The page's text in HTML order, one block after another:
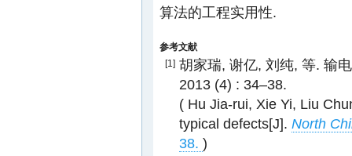
算法的工程实用性.
参考文献
[1] 胡家瑞, 谢亿, 刘纯, 等. 输
2013 (4) : 34–38.
( Hu Jia-rui, Xie Yi, Liu
typical defects[J]. North
38. )